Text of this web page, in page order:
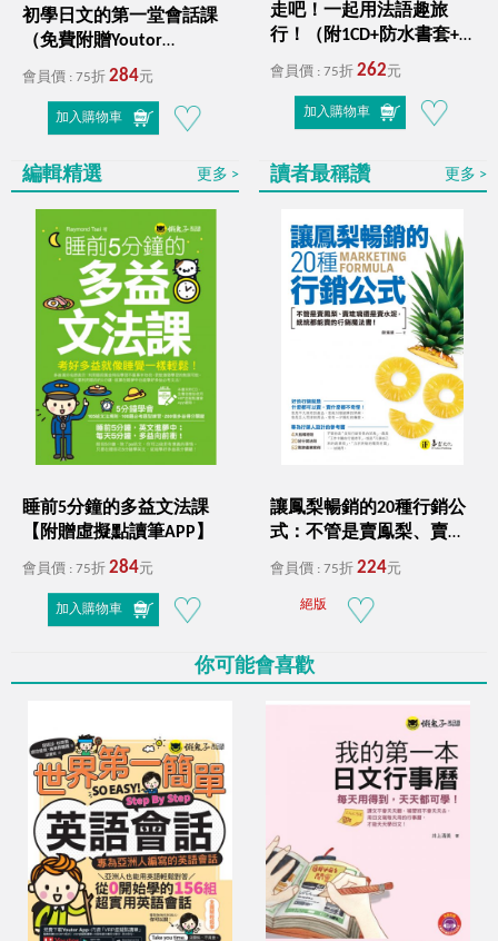
初學日文的第一堂會話課
（免費附贈Youtor
App+1CD）
會員價 : 75折 284元
加入購物車
走吧！一起用法語趣旅
行！（附1CD+防水書套+
「Youtor App」內含VRP虛
擬點讀筆）
會員價 : 75折 262元
加入購物車
編輯精選 更多
睡前5分鐘的多益文法課
【附贈虛擬點讀筆APP】
會員價 : 75折 284元
加入購物車
讀者最稱讚 更多
讓鳳梨暢銷的20種行銷公
式：不管是賣鳯梨、賣琉
璃還是賣水泥，統統都能
會員價 : 75折 224元
絕版
你可能會喜歡